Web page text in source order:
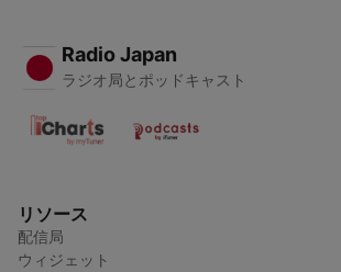
Radio Japan
ラジオ局とポッドキャスト
リソース
配信局
ウィジェット